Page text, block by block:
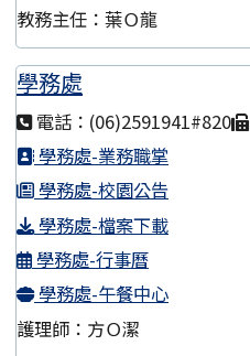
教務主任：葉Ｏ龍
學務處
電話：(06)2591941#820
學務處-業務職掌
學務處-校園公告
學務處-檔案下載
學務處-行事曆
學務處-午餐中心
護理師：方Ｏ潔